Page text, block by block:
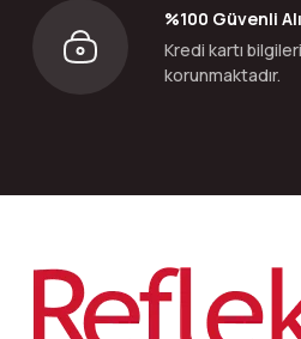
%100 Güvenli
Kredi kartı
korunmaktadır.